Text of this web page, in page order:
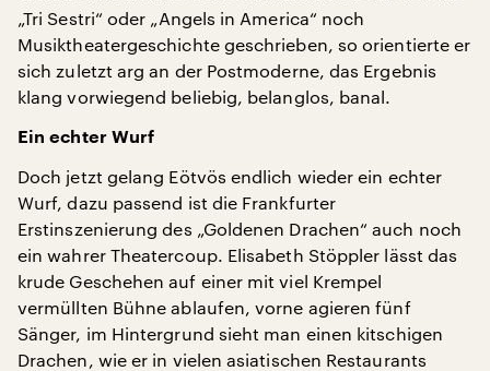
„Tri Sestri“ oder „Angels in America“ noch
Musiktheatergeschichte geschrieben, so orientierte er
sich zuletzt arg an der Postmoderne, das Ergebnis
klang vorwiegend beliebig, belanglos, banal.
Ein echter Wurf
Doch jetzt gelang Eötvös endlich wieder ein echter
Wurf, dazu passend ist die Frankfurter
Erstinszenierung des „Goldenen Drachen“ auch noch
ein wahrer Theatercoup. Elisabeth Stöppler lässt das
krude Geschehen auf einer mit viel Krempel
vermüllten Bühne ablaufen, vorne agieren fünf
Sänger, im Hintergrund sieht man einen kitschigen
Drachen, wie er in vielen asiatischen Restaurants